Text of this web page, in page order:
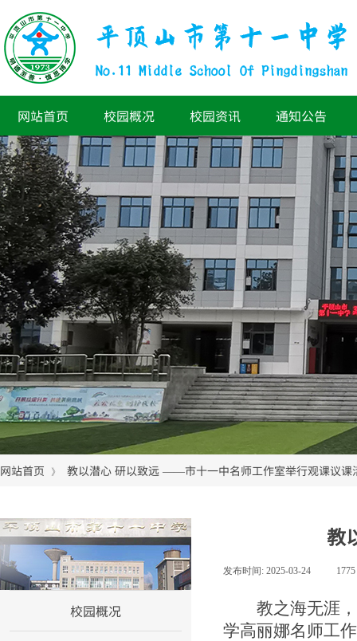
网站首页 校园概况 校园资讯 通知公告
网站首页 》 教以潜心 研以致远 ——市十一中名师工作室举行观课议课
网站首页
校园概况
教
发布时间: 2025-03-24 1775
教之海无涯
学高丽娜名师工